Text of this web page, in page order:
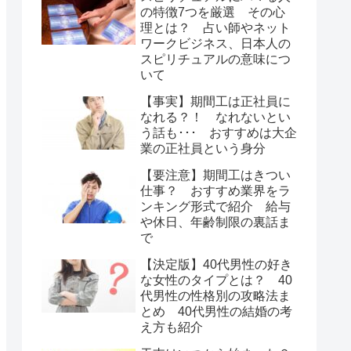
の特徴7つを厳選 その心
理とは？ 占い師やネット
ワークビジネス、日本人の
スピリチュアルの意味につ
いて
【事実】期間工は正社員に
なれる？！ なれないとい
う話も･･･ おすすめは大企
業の正社員という身分
【要注意】期間工はきつい
仕事？ おすすめ業界をラ
ンキング形式で紹介 給与
や休日、年齢制限の裏話ま
で
【決定版】40代男性の好き
な女性のタイプとは？ 40
代男性の性格別の攻略法ま
とめ 40代男性の結婚の考
え方も紹介